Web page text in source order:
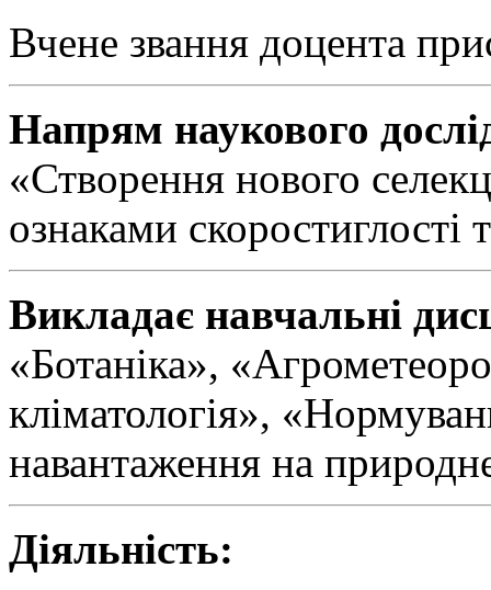
Вчене звання доцента
Напрям наукового
«Створення нового
ознаками скоростиглості
Викладає навчальні
«Ботаніка»,
кліматологія»,
навантаження на
Діяльність: